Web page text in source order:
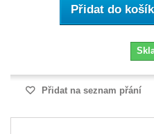
Přidat do
Přidat na seznam přání